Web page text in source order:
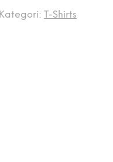
Kategori: T-Shirts